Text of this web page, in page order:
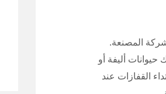
المصنعة.
أليفة أو
القفازات عند